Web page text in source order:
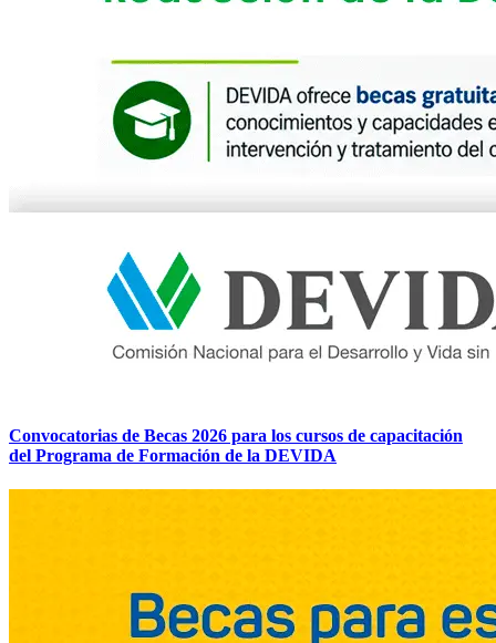
Convocatorias de Becas 2026 para los cursos de capacitación
del Programa de Formación de la DEVIDA